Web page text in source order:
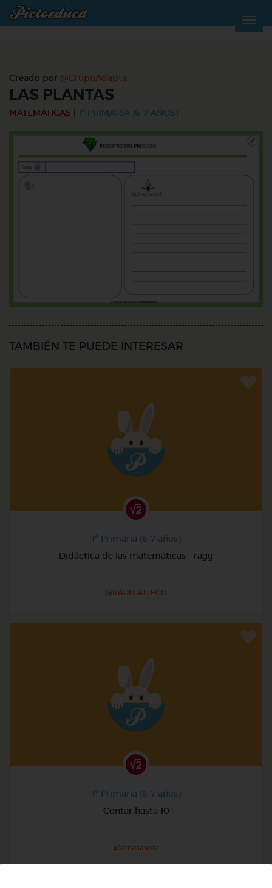
Creado por @GrupoAdapta
LAS PLANTAS
MATEMÁTICAS 1º PRIMARIA (6-7 AÑOS)
TAMBIÉN TE PUEDE INTERESAR
1º Primaria (6-7 años)
Didáctica de las matemáticas - ragg
@RAULGALLEGO
1º Primaria (6-7 años)
Contar hasta 10
@alcasasola